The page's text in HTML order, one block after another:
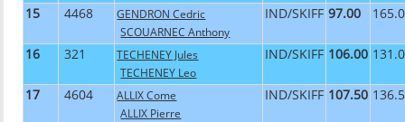
15 4468
GENDRON Cedric
SCOUARNEC Anthony
IND/SKIFF 97.00
16 321
TECHENEY Jules
TECHENEY Leo
IND/SKIFF 106.00
17 4604
ALLIX Come
ALLIX Pierre
IND/SKIFF 107.50